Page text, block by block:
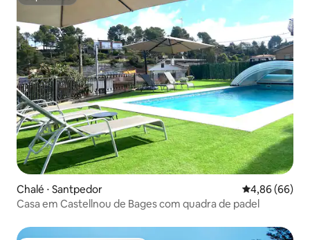
Chalé ⋅ Santpedor 4,86 de uma
4,86 (66)
Casa em Castellnou de Bages com quadra de padel